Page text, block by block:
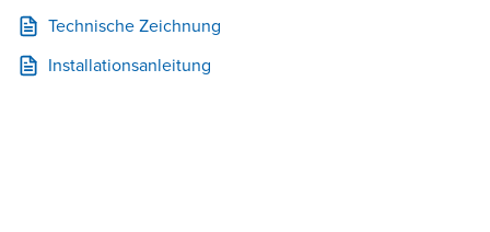
Technische Zeichnung
Installationsanleitung